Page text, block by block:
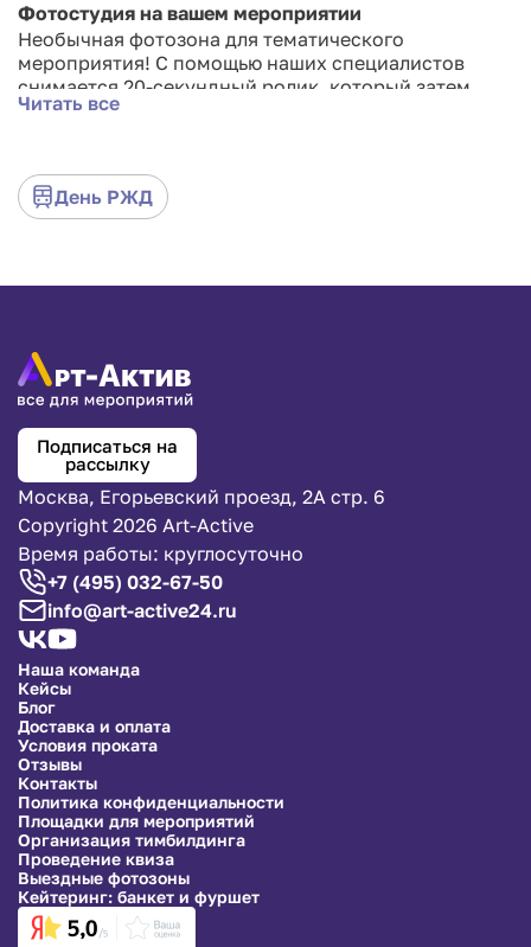
Фотостудия на вашем мероприятии
Необычная фотозона для тематического
мероприятия! С помощью наших специалистов
снимается 20-секундный ролик, который затем
оформляется как флипбук с фотографиями: стоит
Закажите сейчас!
Читать все
День РЖД
Подписаться на
рассылку
Москва, Егорьевский проезд, 2А стр. 6
Copyright 2026 Art-Active
Время работы: круглосуточно
+7 (495) 032-67-50
info@art-active24.ru
Наша команда
Кейсы
Блог
Доставка и оплата
Условия проката
Отзывы
Контакты
Политика конфиденциальности
Площадки для мероприятий
Организация тимбилдинга
Проведение квиза
Выездные фотозоны
Кейтеринг: банкет и фуршет